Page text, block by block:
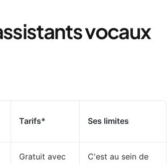
vocaux
Tarifs* Ses limites
Gratuit avec
C'est au sein de